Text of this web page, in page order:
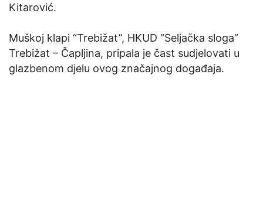
Kitarović.
Muškoj klapi “Trebižat”, HKUD “Seljačka sloga”
Trebižat – Čapljina, pripala je čast sudjelovati u
glazbenom djelu ovog značajnog događaja.